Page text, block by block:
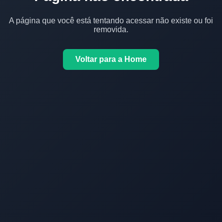
A página que você está tentando acessar não existe ou foi
removida.
Voltar para a Home